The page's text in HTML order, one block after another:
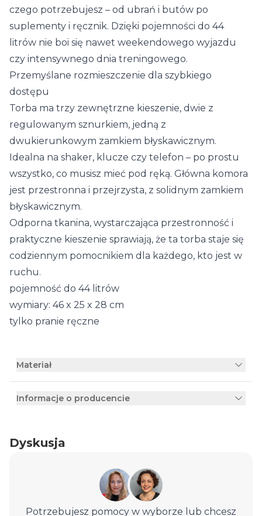
czego potrzebujesz – od ubrań i butów po
suplementy i ręcznik. Dzięki pojemności do 44
litrów nie boi się nawet weekendowego wyjazdu
czy intensywnego dnia treningowego.
Przemyślane rozmieszczenie dla szybkiego
dostępu
Torba ma trzy zewnętrzne kieszenie, dwie z
regulowanym sznurkiem, jedną z
dwukierunkowym zamkiem błyskawicznym.
Idealna na shaker, klucze czy telefon – po prostu
wszystko, co musisz mieć pod ręką. Główna komora
jest przestronna i przejrzysta, z solidnym zamkiem
błyskawicznym.
Odporna tkanina, wystarczająca przestronność i
praktyczne kieszenie sprawiają, że ta torba staje się
codziennym pomocnikiem dla każdego, kto jest w
ruchu.
pojemność do 44 litrów
wymiary: 46 x 25 x 28 cm
tylko pranie ręczne
Materiał
Informacje o producencie
Dyskusja
Potrzebujesz pomocy w wyborze lub chcesz